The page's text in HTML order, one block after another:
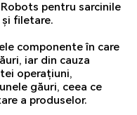
pentru sarcinile
și filetare.
componente în care
iar din cauza
operațiuni,
găuri, ceea ce
a produselor.